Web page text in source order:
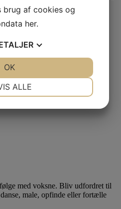
med voksne. Bliv udfordret til
male, opfinde eller fortælle
brug af cookies og
her.
ALLE
OK